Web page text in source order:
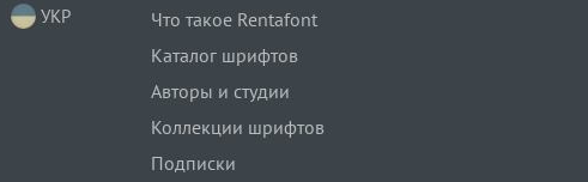
УКР
Что такое Rentafont
Каталог шрифтов
Авторы и студии
Коллекции шрифтов
Подписки